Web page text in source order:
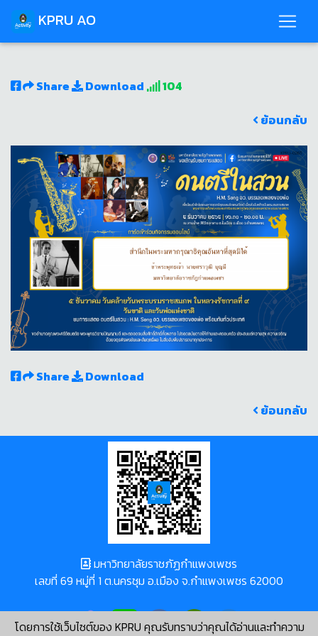
KPRU AO
Share Download
104
ย้อนกลับ
Share
Download
ย้อนกลับ
โดยการใช้เว็บไซต์ของ KPRU คุณรับทราบว่าคุณได้อ่านและทำความ
มหาวิทยาลัยราชภัฏกำแพงเพชร
เลขที่ 69 หมู่ที่ 1 ต.นครชุม อ.เมือง จ.กำแพงเพชร 62000